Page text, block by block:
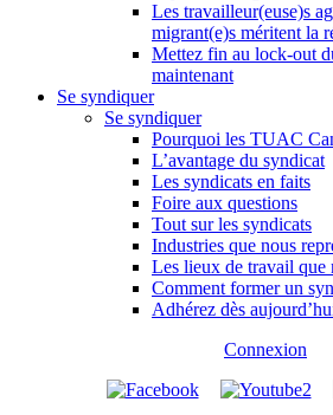
Les travailleur(euse)s
migrant(e)s méritent la
Mettez fin au lock-out
maintenant
Se syndiquer
Se syndiquer
Pourquoi les TUAC
L’avantage du syndicat
Les syndicats en faits
Foire aux questions
Tout sur les syndicats
Industries que nous
Les lieux de travail que
Comment former un
Adhérez dès
Connexion